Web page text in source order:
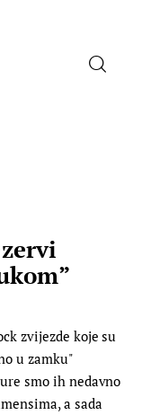
zvijezde koje su
u zamku"
smo ih nedavno
a sada